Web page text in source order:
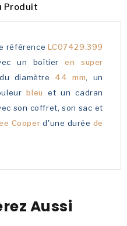
Produit
référenceLC07429.399
un boîtieren super
du diamètre 44 mm, un
bleu et un cadran
son coffret, son sac et
Cooperd'une durée de
Aussi